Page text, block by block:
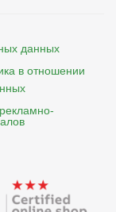
данных
в отношении